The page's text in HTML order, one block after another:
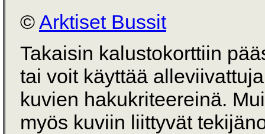
©Arktiset Bussit
Takaisin kalustokorttiin
tai voit käyttää
kuvien hakukriteereinä.
myös kuviin liittyvät